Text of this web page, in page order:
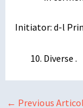
Initiator: d-l
Diverse .
← Previous Articol